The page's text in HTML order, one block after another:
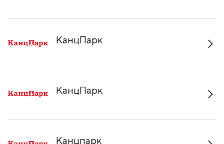
КанцПарк
КанцПарк
Канцпарк